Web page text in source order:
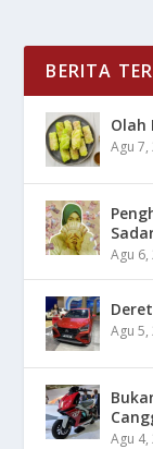
BERITA
Olah
Agu 7,
Agu 6,
Agu 5,
Agu 4,